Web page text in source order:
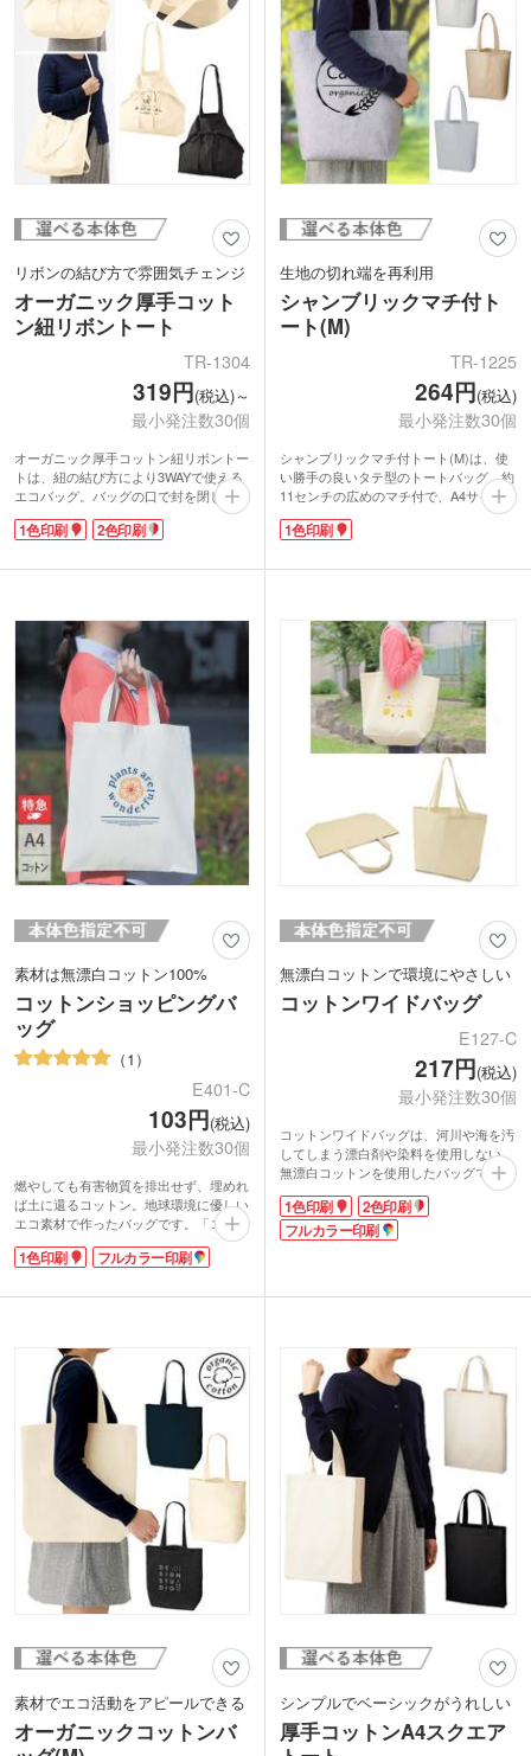
リボンの結び方で雰囲気チェンジ
オーガニック厚手コット
ン紐リボントート
TR-1304
319円(税込)～
最小発注数30個
オーガニック厚手コットン紐リボントー
トは、紐の結び方により3WAYで使える
エコバッグ。バッグの口で封を閉じるよ
うに結ぶと台形バッグ、バッグの外側で
リボン結びをするとキュートなリボンバ
ッグになります。
で柔らかな生地感です。リボンが可愛い
アクセントになるのでおしゃれ要素を取
り入れつつ、SDGs活動の取り組みアピ
ールが可能です。アパレルやサロン系の
グッズ制作にいかがでしょうか。
1色印刷 2色印刷
生地の切れ端を再利用
シャンブリックマチ付ト
ート(M)
TR-1225
264円(税込)
最小発注数30個
シャンブリックマチ付トート(M)は、使
い勝手の良いタテ型のトートバッグ。約
11センチの広めのマチ付で、A4サイズ
の書類やカタログはもちろん、スポーツ
時の着替えなど、かさばる荷物もすっき
シャンブリックとは、シャンブレーとフ
使用しているので、ナチュラル志向の方
にもおすすめです。風合いのある生地
は、他とは違う、おしゃれな販促バッグ
を作りたい方にぴったり。印刷範囲が大
きいので、PR効果も期待できます。
1色印刷
素材は無漂白コットン100%
コットンショッピングバ
ッグ
1
E401-C
103円(税込)
最小発注数30個
燃やしても有害物質を排出せず、埋めれ
ば土に還るコットン。地球環境に優しい
エコ素材で作ったバッグです。「コット
ンショッピングバッグ」は、薄手で小さ
くまとまるので、持ち運びに便利。普段
ば、外出先で荷物が増えても安心です。
動画提供 : ノベルティ・販促エコバッグ
チャンネル
1色印刷 フルカラー印刷
無漂白コットンで環境にやさしい
コットンワイドバッグ
E127-C
217円(税込)
最小発注数30個
コットンワイドバッグは、河川や海を汚
してしまう漂白剤や染料を使用しない、
無漂白コットンを使用したバッグです。
長めの持ち手で肩掛け可能。1色・2色・
フルカラーの多彩な印刷で、大きく名入
れが可能です。企業アピールや宣伝効果
1色印刷
2色印刷
フルカラー印刷
素材でエコ活動をアピールできる
オーガニックコットンバ
シンプルでベーシックがうれしい
厚手コットンA4スクエア